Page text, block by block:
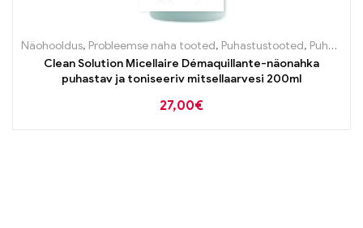
Näohooldus, Probleemse naha tooted, Puhastustooted, Puhastustooted
Clean Solution Micellaire Démaquillante-näonahka
puhastav ja toniseeriv mitsellaarvesi 200ml
27,00€